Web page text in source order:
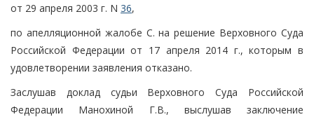
от 29 апреля 2003 г. N 36,
по апелляционной жалобе С. на решение Верховного Суда
Российской Федерации от 17 апреля 2014 г., которым в
удовлетворении заявления отказано.
Заслушав доклад судьи Верховного Суда Российской
Федерации Манохиной Г.В., выслушав заключение